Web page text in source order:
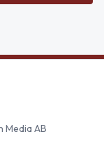
Media AB